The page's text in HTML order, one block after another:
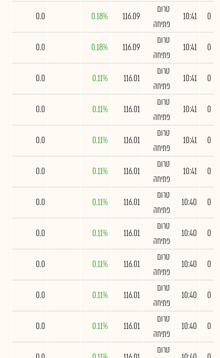
0
10:41
טרום
פתיחה
116.09
0.18%
0.0
0
10:41
טרום
פתיחה
116.09
0.18%
0.0
0
10:41
טרום
פתיחה
116.01
0.11%
0.0
0
10:41
טרום
פתיחה
116.01
0.11%
0.0
0
10:41
טרום
פתיחה
116.01
0.11%
0.0
0
10:41
טרום
פתיחה
116.01
0.11%
0.0
0
10:40
טרום
פתיחה
116.01
0.11%
0.0
0
10:40
טרום
פתיחה
116.01
0.11%
0.0
0
10:40
טרום
פתיחה
116.01
0.11%
0.0
0
10:40
טרום
פתיחה
116.01
0.11%
0.0
0
10:40
טרום
פתיחה
116.01
0.11%
0.0
טרום